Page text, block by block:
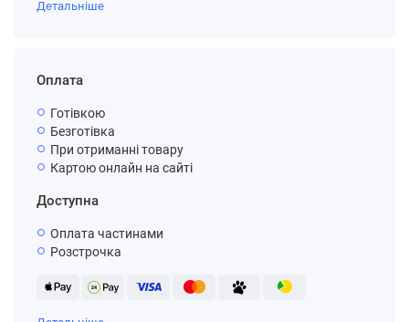
Детальніше
Оплата
Готівкою
Безготівка
При отриманні товару
Картою онлайн на сайті
Доступна
Оплата частинами
Розстрочка